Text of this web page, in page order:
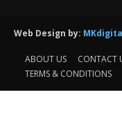
Web Design by:
ABOUT US CONTACT
TERMS & CONDITIONS